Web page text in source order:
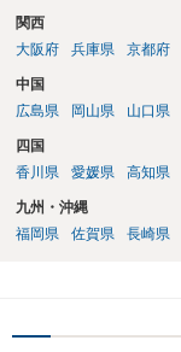
関西
大阪府
兵庫県 京都府
中国
広島県
岡山県 山口県
四国
香川県
愛媛県 高知県
九州・沖縄
福岡県
佐賀県 長崎県